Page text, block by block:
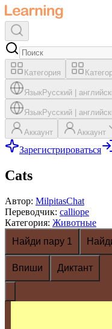
Категория
ЯзыкРусский
ЯзыкРусский
Аккаунт Аккаунт
Зарегистрироваться
Cats
Автор: MilpitasChat
Переводчик: calliope
Категория: Животные
Найди пару 1
Впиши Диктант